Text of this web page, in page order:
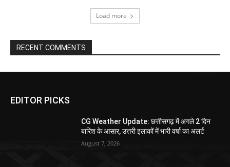
Load more
RECENT COMMENTS
EDITOR PICKS
CG Weather Update: छत्तीसगढ़ में अगले 2 दिन
बारिश के आसार, उत्तरी इलाकों में भारी वर्षा का अलर्ट
August 7, 2026